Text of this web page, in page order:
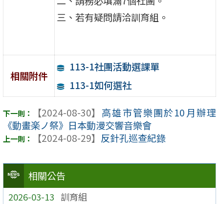
相關公告
2026-03-13 訓育組
三、若有疑問請洽訓育組。
相關附件
113-1社團活動選課單
113-1如何選社
【2024-08-30】 高雄市管樂團於10月辦理
《動畫楽ノ祭》日本動漫交響音樂會
【2024-08-29】 反針孔巡查紀錄